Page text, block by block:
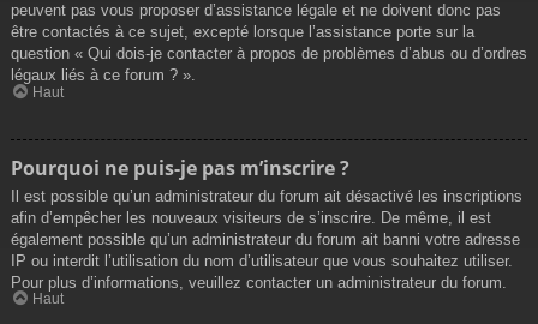
peuvent pas vous proposer d’assistance légale et ne doivent donc pas
être contactés à ce sujet, excepté lorsque l’assistance porte sur la
question « Qui dois-je contacter à propos de problèmes d’abus ou d’ordres
légaux liés à ce forum ? ».
Haut
Pourquoi ne puis-je pas m’inscrire ?
Il est possible qu’un administrateur du forum ait désactivé les inscriptions
afin d’empêcher les nouveaux visiteurs de s’inscrire. De même, il est
également possible qu’un administrateur du forum ait banni votre adresse
IP ou interdit l’utilisation du nom d’utilisateur que vous souhaitez utiliser.
Pour plus d’informations, veuillez contacter un administrateur du forum.
Haut